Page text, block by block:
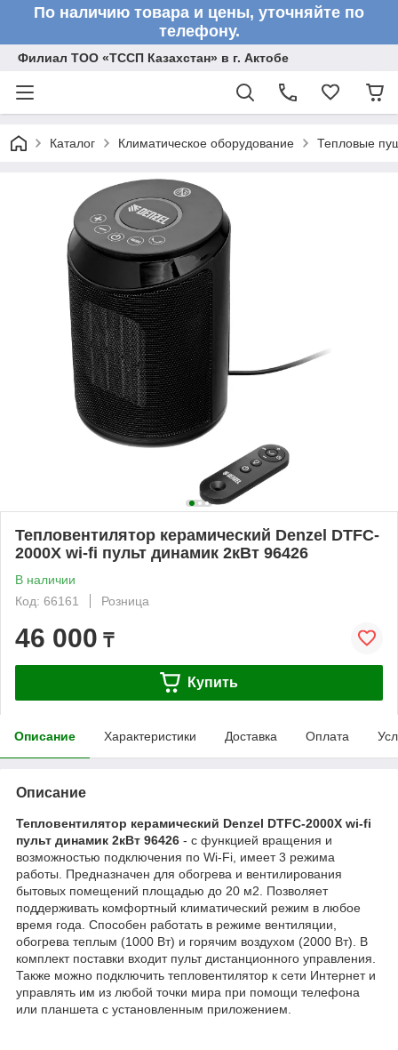
По наличию товара и цены, уточняйте по
телефону.
Филиал ТОО «ТССП Казахстан» в г. Актобе
Каталог Климатическое оборудование Тепловые
Тепловентилятор керамический Denzel DTFC-
2000X wi-fi пульт динамик 2кВт 96426
В наличии
Код: 66161
Розница
46 000 ₸
Купить
Описание Характеристики Доставка Оплата
Описание
Тепловентилятор керамический Denzel DTFC-2000X wi-fi
пульт динамик 2кВт 96426 - с функцией вращения и
возможностью подключения по Wi-Fi, имеет 3 режима
работы. Предназначен для обогрева и вентилирования
бытовых помещений площадью до 20 м2. Позволяет
поддерживать комфортный климатический режим в любое
время года. Способен работать в режиме вентиляции,
обогрева теплым (1000 Вт) и горячим воздухом (2000 Вт). В
комплект поставки входит пульт дистанционного управления.
Также можно подключить тепловентилятор к сети Интернет и
управлять им из любой точки мира при помощи телефона
или планшета с установленным приложением.